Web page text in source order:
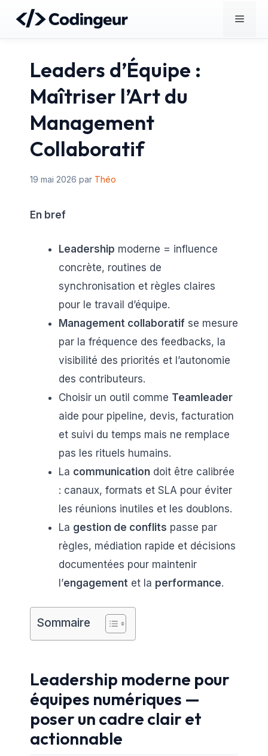
contenu
Menu
Leaders d’Équipe :
Maîtriser l’Art du
Management
Collaboratif
19 mai 2026 par Théo
En bref
Leadership moderne = influence
concrète, routines de
synchronisation et règles claires
pour le travail d’équipe.
Management collaboratif se mesure
par la fréquence des feedbacks, la
visibilité des priorités et l’autonomie
des contributeurs.
Choisir un outil comme Teamleader
aide pour pipeline, devis, facturation
et suivi du temps mais ne remplace
pas les rituels humains.
La communication doit être calibrée
: canaux, formats et SLA pour éviter
les réunions inutiles et les doublons.
La gestion de conflits passe par
règles, médiation rapide et décisions
documentées pour maintenir
l’engagement et la performance.
Sommaire
Leadership moderne pour
équipes numériques —
poser un cadre clair et
actionnable